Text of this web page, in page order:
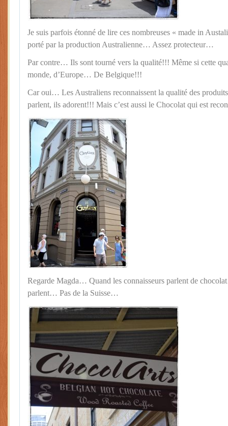
Je suis parfois étonné de lire ces nombreuses « made in
porté par la production Australienne… Assez protecteur…
Par contre… Ils sont tourné vers la qualité!!! Même si cette
monde, d’Europe… De Belgique!!!
Car oui… Les Australiens reconnaissent la qualité des
parlent, ils adorent!!! Mais c’est aussi le Chocolat qui est
Regarde Magda… Quand les connaisseurs parlent de
parlent… Pas de la Suisse…